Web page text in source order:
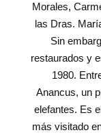
Morales,
las Dras.
Sin
restaurados y
1980.
Anancus, un
elefantes. Es
más visitado